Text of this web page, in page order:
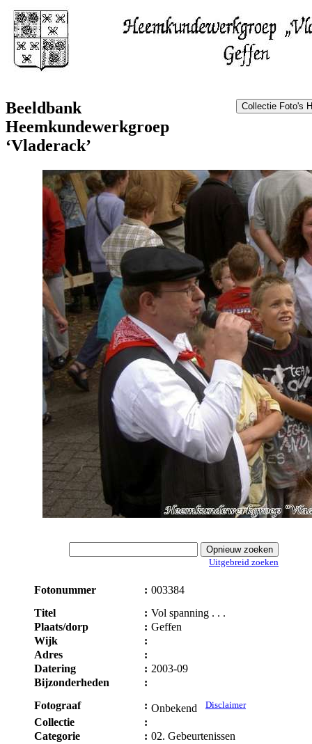
Beeldbank
Heemkundewerkgroep
‘Vladerack’
Uitgebreid zoeken
Fotonummer : 003384
Titel
: Vol spanning . . .
Plaats/dorp
: Geffen
Wijk
:
Adres
:
Datering
: 2003-09
Bijzonderheden
:
Fotograaf
: Onbekend Disclaimer
Collectie
:
Categorie
: 02. Gebeurtenissen